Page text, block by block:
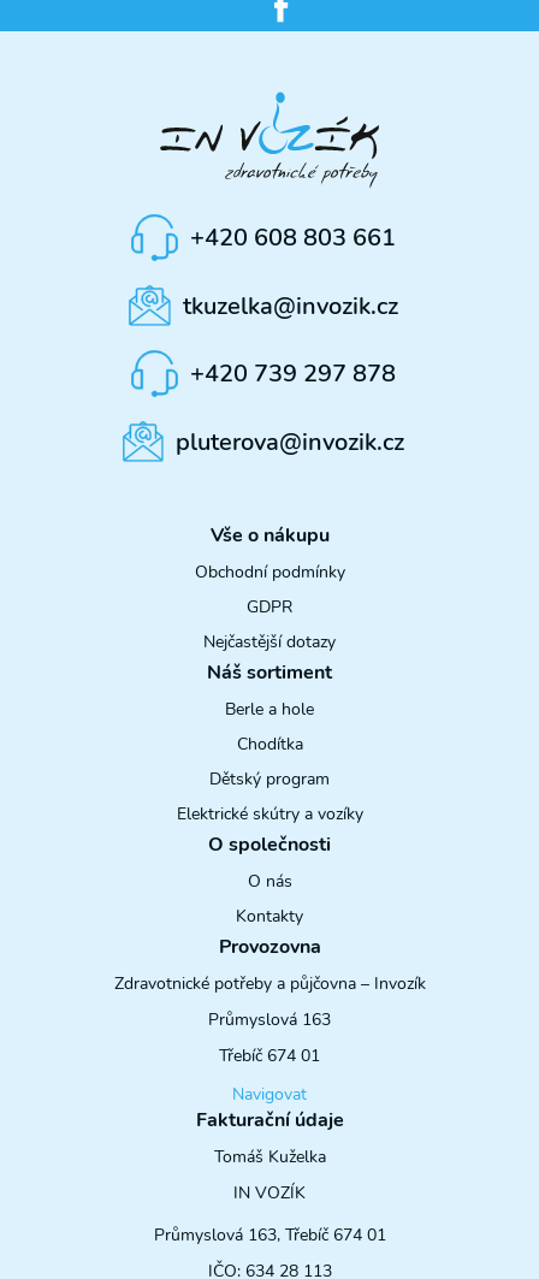
+420 608 803 661
tkuzelka@invozik.cz
+420 739 297 878
pluterova@invozik.cz
Vše o nákupu
Obchodní podmínky
GDPR
Nejčastější dotazy
Náš sortiment
Berle a hole
Chodítka
Dětský program
Elektrické skútry a vozíky
O společnosti
O nás
Kontakty
Provozovna
Zdravotnické potřeby a půjčovna – Invozík
Průmyslová 163
Třebíč 674 01
Navigovat
Fakturační údaje
Tomáš Kuželka
IN VOZÍK
Průmyslová 163, Třebíč 674 01
IČO: 634 28 113